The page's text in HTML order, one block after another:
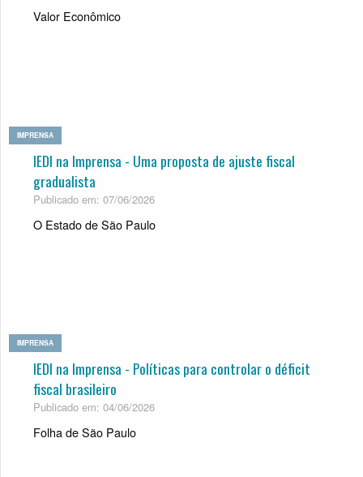
Valor Econômico
IMPRENSA
IEDI na Imprensa - Uma proposta de ajuste fiscal
gradualista
Publicado em: 07/06/2026
O Estado de São Paulo
IMPRENSA
IEDI na Imprensa - Políticas para controlar o déficit
fiscal brasileiro
Publicado em: 04/06/2026
Folha de São Paulo